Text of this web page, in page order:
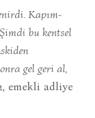
Kapım-
bu kentsel
gel geri al,
emekli adliye